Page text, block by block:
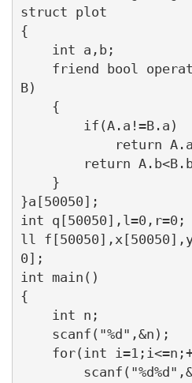
struct plot
{
B)
}a[50050];
int q[50050],l=0,r=0;
ll
0];
int main()
{